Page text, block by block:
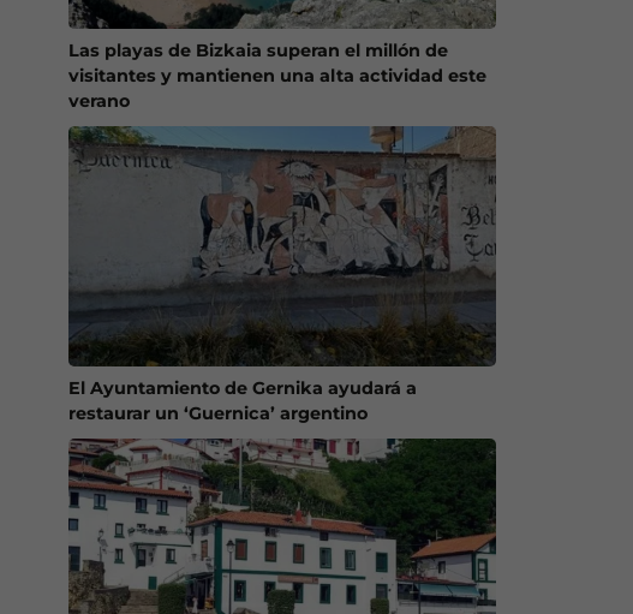
Las playas de Bizkaia superan el millón de
visitantes y mantienen una alta actividad este
verano
El Ayuntamiento de Gernika ayudará a
restaurar un ‘Guernica’ argentino